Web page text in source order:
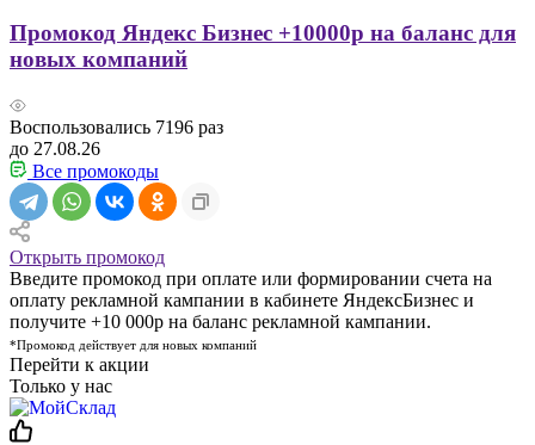
Промокод Яндекс Бизнес +10000р на баланс для
новых компаний
Воспользовались 7196 раз
до 27.08.26
Все промокоды
Открыть промокод
Введите промокод при оплате или формировании счета на
оплату рекламной кампании в кабинете ЯндексБизнес и
получите +10 000р на баланс рекламной кампании.
*Промокод действует для новых компаний
Перейти к акции
Только у нас